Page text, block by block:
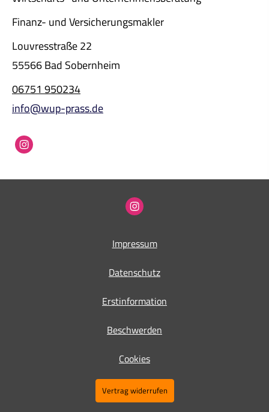
Finanz- und Ver­sicherungs­makler
Louvresstraße 22
55566 Bad Sobernheim
06751 950234
info@wup-prass.de
Impressum
Datenschutz
Erstinformation
Beschwerden
Cookies
Vertrag widerrufen